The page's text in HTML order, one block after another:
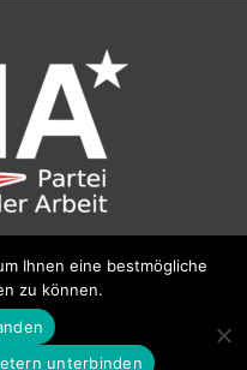
Drorygasse 21, 1030
Ihnen eine bestmögliche
zu können.
unterbinden